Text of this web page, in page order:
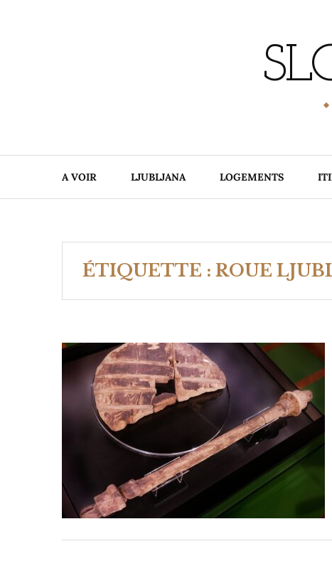
A VOIR LJUBLJANA LOGEMENTS
ÉTIQUETTE : ROUE